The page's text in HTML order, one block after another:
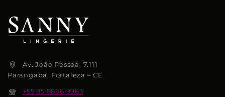
Av. João Pessoa, 7.111
Parangaba, Fortaleza – CE
+55 85 8868.9983